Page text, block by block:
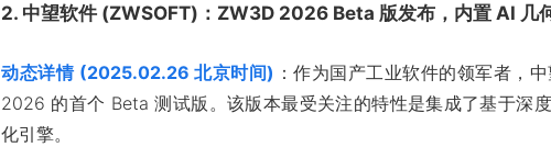
2. 中望软件 (ZWSOFT)：ZW3D 2026 Beta 版发布，内置 AI 几
动态详情 (2025.02.26 北京时间) ：作为国产工业软件的领军者，
2026 的首个 Beta 测试版。该版本最受关注的特性是集成了基于深
化引擎。